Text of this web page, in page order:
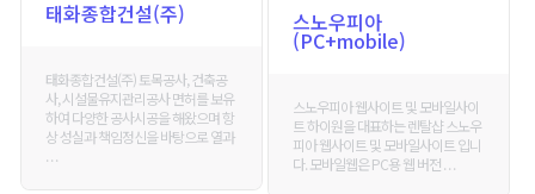
스노우피아
(PC+mobile)
스노우피아 웹사이트 및 모바일사이
트 하이원을 대표하는 렌탈샵 스노우
피아 웹사이트 및 모바일사이트 입니
다. 모바일웹은 PC용 웹 버전 . . .
태화종합건설(주)
태화종합건설(주) 토목공사, 건축공
사, 시설물유지관리공사 면허를 보유
하여 다양한 공사시공을 해왔으며 항
상 성실과 책임정신을 바탕으로 열과
. . .